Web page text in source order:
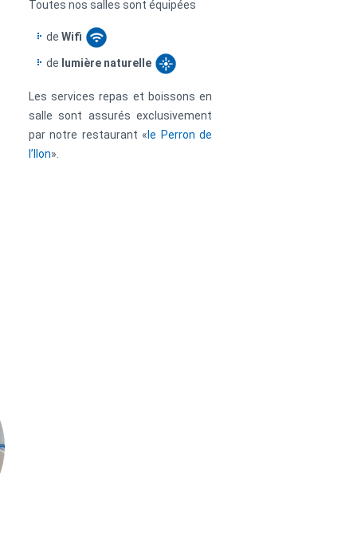
Toutes nos salles sont équipées
de Wifi
de lumière naturelle
Les services repas et boissons en
salle sont assurés exclusivement
par notre restaurant « le Perron de
l’Ilon».